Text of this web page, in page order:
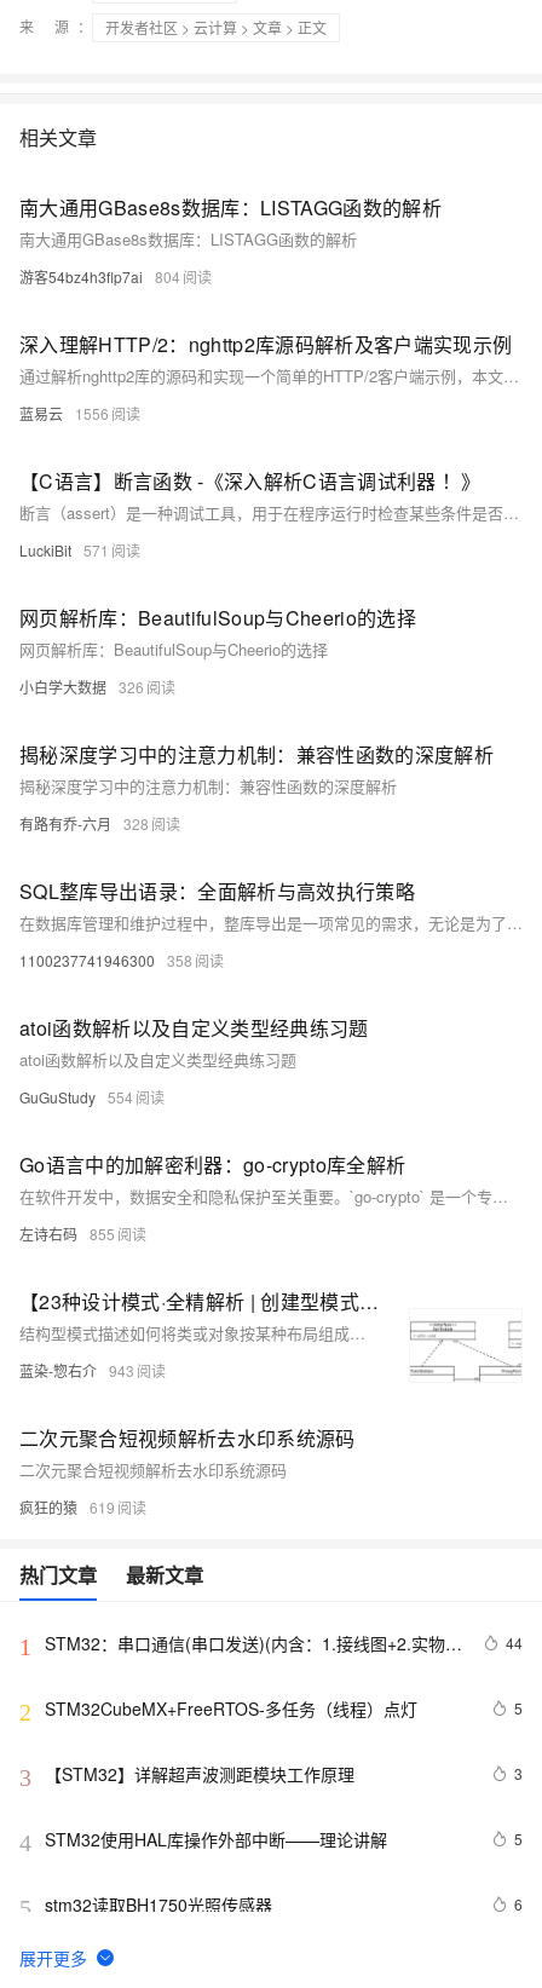
来 源： 开发者社区 > 云计算 > 文章 > 正文
相关文章
南大通用GBase8s数据库：LISTAGG函数的解析
南大通用GBase8s数据库：LISTAGG函数的解析
游客54bz4h3flp7ai 804
深入理解HTTP/2：nghttp2库源码解析及客户端实现示例
通过解析nghttp2库的源码和实现一个简单的HTTP/2客户端示例，本文详细介绍了HTTP/2的关键特性和nghttp2的核心实现。了解这些内容可以帮助开发者更好地理解HTTP/2协议，提高Web应用的性能和用户体验。对于实际开发中的应用，可以根据需要进一步优化和扩展代码，以满足具体需求。
蓝易云 1556
【C语言】断言函数 -《深入解析C语言调试利器 ！》
断言（assert）是一种调试工具，用于在程序运行时检查某些条件是否成立。如果条件不成立，断言会触发错误，并通常会终止程序的执行。断言有助于在开发和测试阶段捕捉逻辑错误。
LuckiBit 571
网页解析库：BeautifulSoup与Cheerio的选择
网页解析库：BeautifulSoup与Cheerio的选择
小白学大数据 326
揭秘深度学习中的注意力机制：兼容性函数的深度解析
揭秘深度学习中的注意力机制：兼容性函数的深度解析
有路有乔-六月 328
SQL整库导出语录：全面解析与高效执行策略
在数据库管理和维护过程中，整库导出是一项常见的需求，无论是为了备份、迁移还是数据分析，掌握如何高效、准确地导出整个数据库至关重要
1100237741946300 358
atoi函数解析以及自定义类型经典练习题
atoi函数解析以及自定义类型经典练习题
GuGuStudy 554
Go语言中的加解密利器：go-crypto库全解析
在软件开发中，数据安全和隐私保护至关重要。`go-crypto` 是一个专为 Golang 设计的加密解密工具库，支持 AES 和 RSA 等加密算法，帮助开发者轻松实现数据的加密和解密，保障数据传输和存储的安全性。本文将详细介绍 `go-crypto` 的安装、特性及应用实例。
左诗右码 855
【23种设计模式·全精解析 | 创建型模式篇】5种创建型模式的结构概述、实现、优缺点、扩展、使用场景、源码解析
结构型模式描述如何将类或对象按某种布局组成更大的结构。它分为类结构型模式和对象结构型模式，前者采用继承机制来组织接口和类，后者釆用组合或聚合来组合对象。由于组合关系或聚合关系比继承关系耦合度低，满足“合成复用原则”，所以对象结构型模式比类结构型模式具有更大的灵活性。 结构型模式分为以下 7 种： • 代理模式 • 适配器模式 • 装饰者模式 • 桥接模式 • 外观模式 • 组合模式 • 享元模式
蓝染-惣右介 943
二次元聚合短视频解析去水印系统源码
二次元聚合短视频解析去水印系统源码
疯狂的猿 619
热门文章 最新文章
1
STM32：串口通信(串口发送)(内含：1.接线图+2.实物图
44
2 STM32CubeMX+FreeRTOS-多任务（线程）点灯 5
3 【STM32】详解超声波测距模块工作原理 3
4 5
5 stm32读取BH1750光照传感器 6
6 STM32-嵌入式学习笔记06-ADC的使用